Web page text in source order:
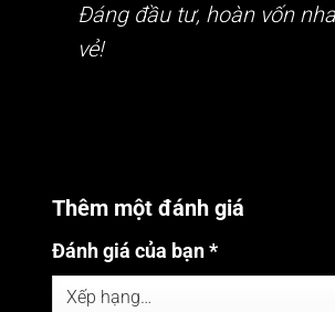
Đáng đầu tư, hoàn vốn
vẻ!
Thêm một đánh giá
Đánh giá của bạn *